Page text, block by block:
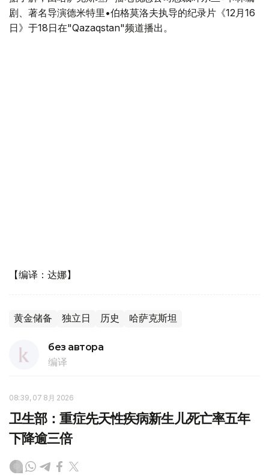
剧、著名导演德米特里•伯格莫洛夫执导的纪录片《12月16
日》于18日在"Qazaqstan"频道播出。
【编译：达娜】
黄金储备 独立日 历史 哈萨克斯坦
без автора
编译
08:39, 07 8月 2026
卫生部：重症先天性疾病新生儿死亡率五年
下降逾三倍